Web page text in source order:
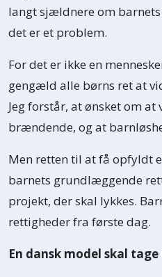
langt sjældnere om
det er et problem.
For det er ikke en
gengæld alle børns ret at
Jeg forstår, at ønsket om
brændende, og at
Men retten til at få opfyldt
barnets grundlæggende
projekt, der skal lykkes.
rettigheder fra første dag.
En dansk model skal